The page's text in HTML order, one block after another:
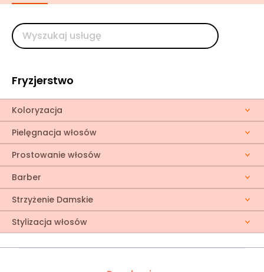
Fryzjerstwo
Koloryzacja
Pielęgnacja włosów
Prostowanie włosów
Barber
Strzyżenie Damskie
Stylizacja włosów